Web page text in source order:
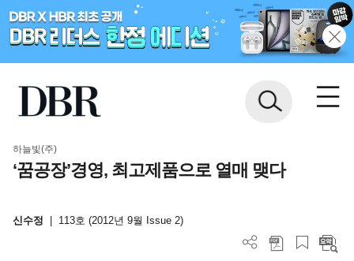
하늘빛(주)
‘꿈공장’경영, 최고제품으로 열매 맺다
신수정 113호 (2012년 9월 Issue 2)